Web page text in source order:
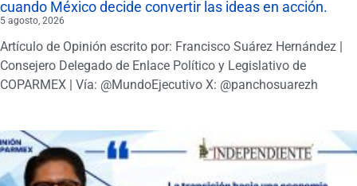
cuando México decide convertir las ideas en acción.
5 agosto, 2026
Artículo de Opinión escrito por: Francisco Suárez Hernández |
Consejero Delegado de Enlace Político y Legislativo de
COPARMEX | Vía: @MundoEjecutivo X: @panchosuarezh